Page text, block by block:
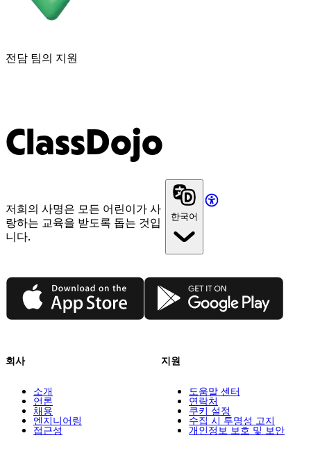
전담 팀의 지원
ClassDojo
저희의 사명은 모든 어린이가 사
랑하는 교육을 받도록 돕는 것입
니다.
한국어
App Store Google Play
회사
소개
언론
채용
엔지니어링
접근성
지원
도움말 센터
연락처
쿠키 설정
수집 시 투명성 고지
개인정보 보호 및 보안